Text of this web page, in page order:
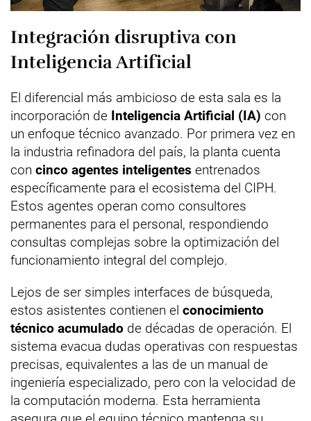
Integración disruptiva con
Inteligencia Artificial
El diferencial más ambicioso de esta sala es la
incorporación de Inteligencia Artificial (IA) con
un enfoque técnico avanzado. Por primera vez en
la industria refinadora del país, la planta cuenta
con cinco agentes inteligentes entrenados
específicamente para el ecosistema del CIPH.
Estos agentes operan como consultores
permanentes para el personal, respondiendo
consultas complejas sobre la optimización del
funcionamiento integral del complejo.
Lejos de ser simples interfaces de búsqueda,
estos asistentes contienen el conocimiento
técnico acumulado de décadas de operación. El
sistema evacua dudas operativas con respuestas
precisas, equivalentes a las de un manual de
ingeniería especializado, pero con la velocidad de
la computación moderna. Esta herramienta